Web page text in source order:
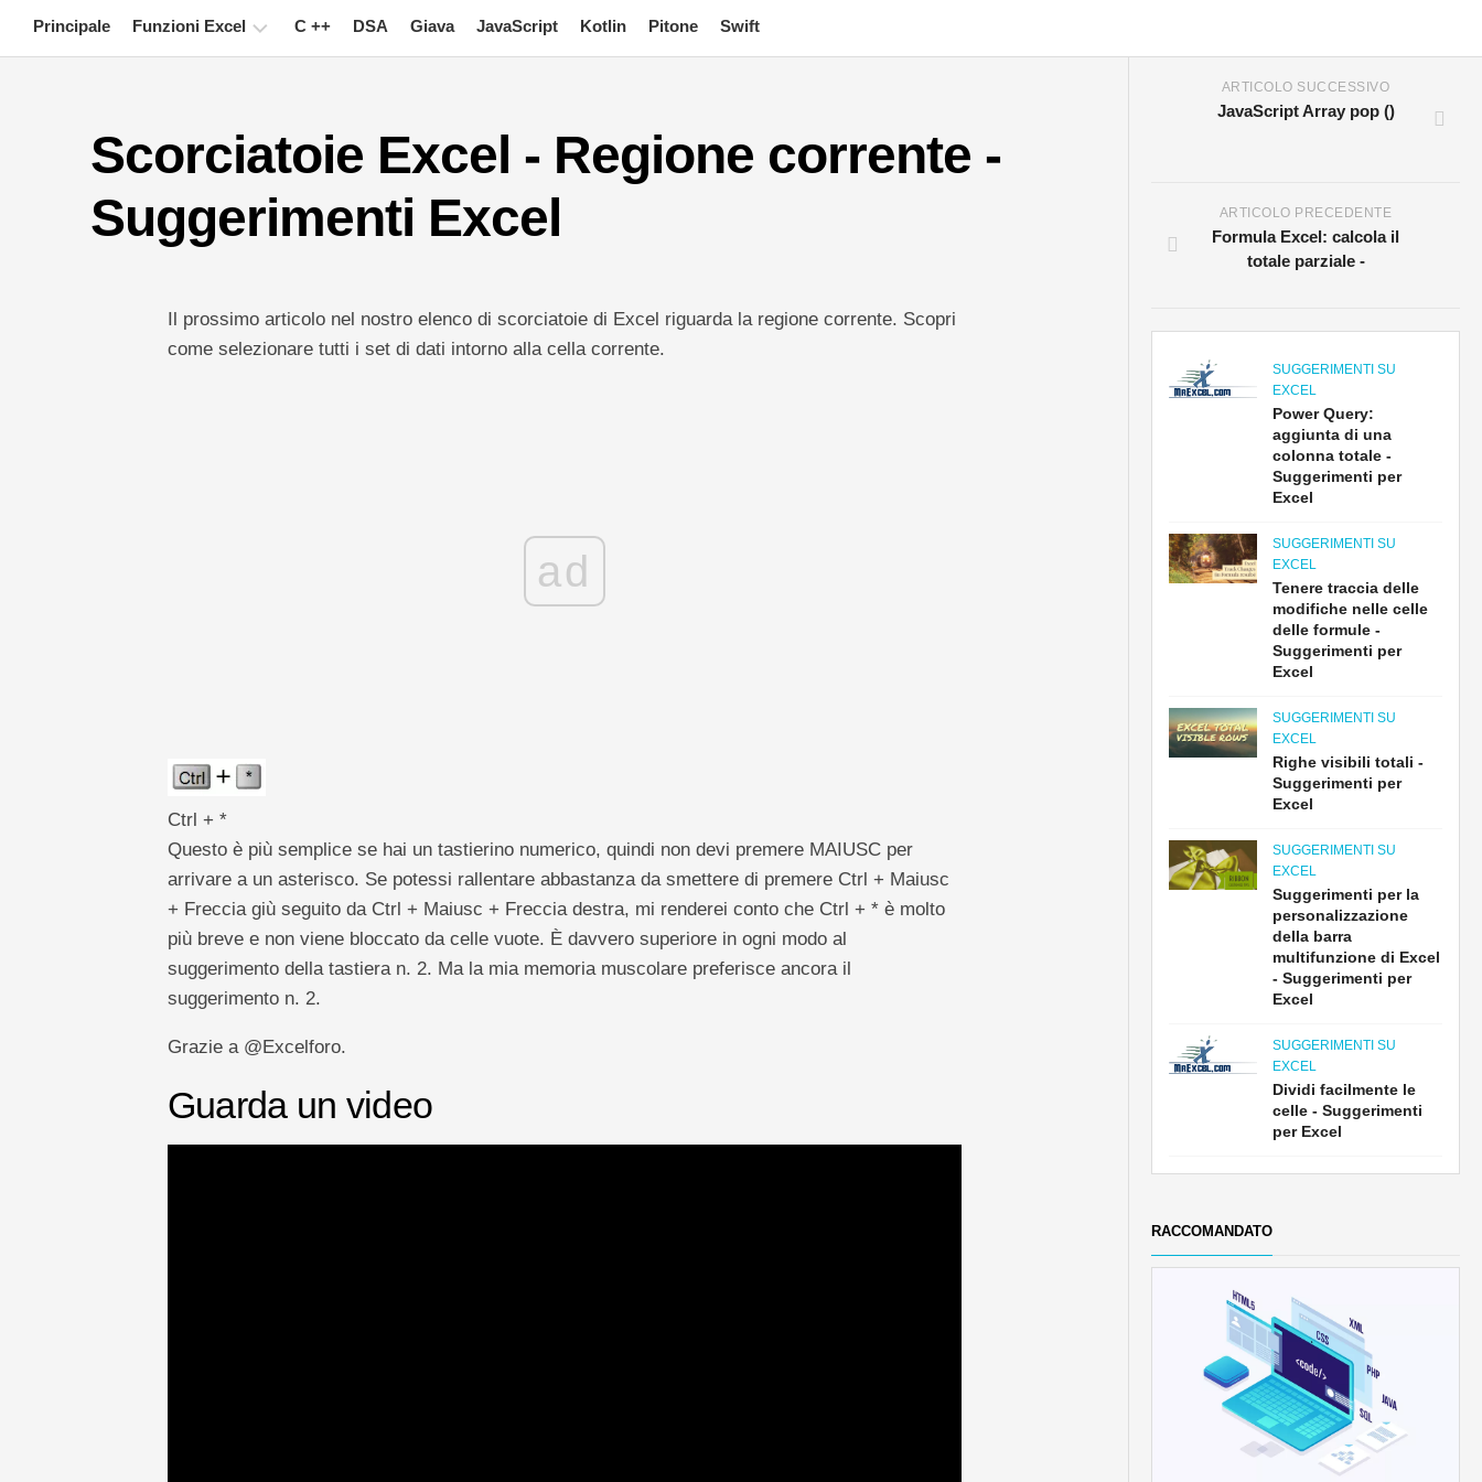
content
Principale Funzioni Excel
Suggerimenti
su
Formula
Tasti
rapidi
C ++ DSA Giava JavaScript Kotlin Pitone Swift
Scorciatoie Excel - Regione corrente -
Suggerimenti Excel
Il prossimo articolo nel nostro elenco di scorciatoie di Excel riguarda la regione corrente. Scopri
come selezionare tutti i set di dati intorno alla cella corrente.
ad
Ctrl + *
Questo è più semplice se hai un tastierino numerico, quindi non devi premere MAIUSC per
arrivare a un asterisco. Se potessi rallentare abbastanza da smettere di premere Ctrl + Maiusc
+ Freccia giù seguito da Ctrl + Maiusc + Freccia destra, mi renderei conto che Ctrl + * è molto
più breve e non viene bloccato da celle vuote. È davvero superiore in ogni modo al
suggerimento della tastiera n. 2. Ma la mia memoria muscolare preferisce ancora il
suggerimento n. 2.
Grazie a @Excelforo.
Guarda un video
ARTICOLO SUCCESSIVO
JavaScript Array pop ()
ARTICOLO PRECEDENTE
Formula Excel: calcola il
totale parziale -
SUGGERIMENTI SU
EXCEL
Power Query:
aggiunta di una
colonna totale -
Suggerimenti per
Excel
SUGGERIMENTI SU
EXCEL
Tenere traccia delle
modifiche nelle celle
delle formule -
Suggerimenti per
Excel
SUGGERIMENTI SU
EXCEL
Righe visibili totali -
Suggerimenti per
Excel
SUGGERIMENTI SU
EXCEL
Suggerimenti per la
personalizzazione
della barra
multifunzione di Excel
- Suggerimenti per
Excel
SUGGERIMENTI SU
EXCEL
Dividi facilmente le
celle - Suggerimenti
per Excel
RACCOMANDATO